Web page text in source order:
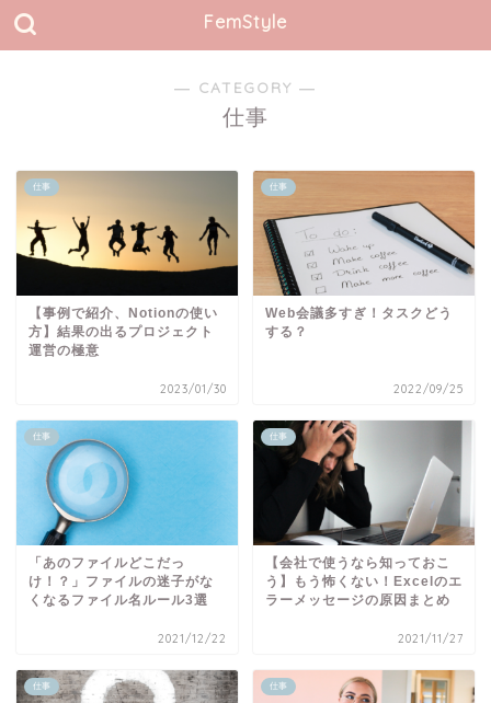
FemStyle
― CATEGORY ―
仕事
仕事
【事例で紹介、Notionの使い
方】結果の出るプロジェクト
運営の極意
2023/01/30
仕事
Web会議多すぎ！タスクどう
する？
2022/09/25
仕事
「あのファイルどこだっ
け！？」ファイルの迷子がな
くなるファイル名ルール3選
2021/12/22
仕事
【会社で使うなら知っておこ
う】もう怖くない！Excelのエ
ラーメッセージの原因まとめ
2021/11/27
仕事 仕事